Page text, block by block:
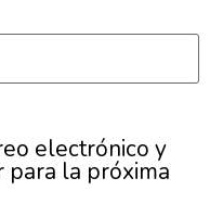
electrónico y
para la próxima